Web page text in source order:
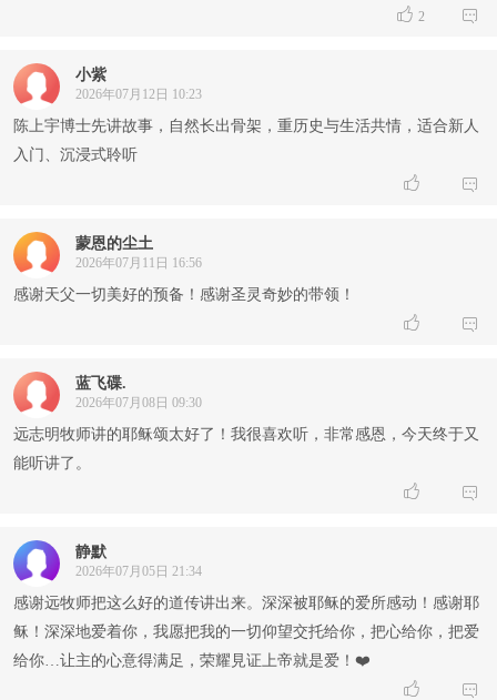
 2 
小紫
2026年07月12日 10:23
陈上宇博士先讲故事，自然长出骨架，重历史与生活共情，适合新人
入门、沉浸式聆听
 
蒙恩的尘土
2026年07月11日 16:56
感谢天父一切美好的预备！感谢圣灵奇妙的带领！
 
蓝飞碟.
2026年07月08日 09:30
远志明牧师讲的耶稣颂太好了！我很喜欢听，非常感恩，今天终于又
能听讲了。
 
静默
2026年07月05日 21:34
感谢远牧师把这么好的道传讲出来。深深被耶稣的爱所感动！感谢耶
稣！深深地爱着你，我愿把我的一切仰望交托给你，把心给你，把爱
给你…让主的心意得满足，荣耀見证上帝就是爱！❤️
 